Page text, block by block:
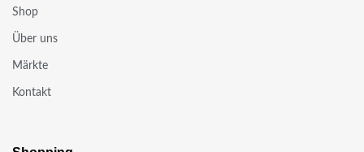
Shop
Über uns
Märkte
Kontakt